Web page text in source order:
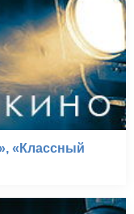
«Классный